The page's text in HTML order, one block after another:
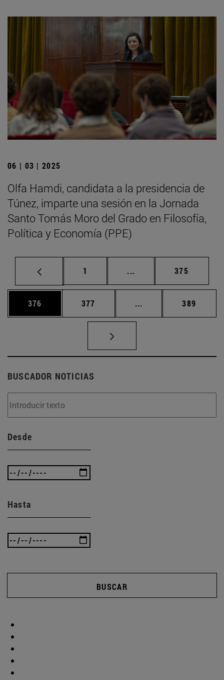
06 | 03 | 2025
Olfa Hamdi, candidata a la presidencia de
Túnez, imparte una sesión en la Jornada
Santo Tomás Moro del Grado en Filosofía,
Política y Economía (PPE)
Página
1 ... Páginas intermedias
Página
375
Página
376 Página
377 ... Páginas intermedias
Página
389
BUSCADOR NOTICIAS
Desde
Hasta
BUSCAR